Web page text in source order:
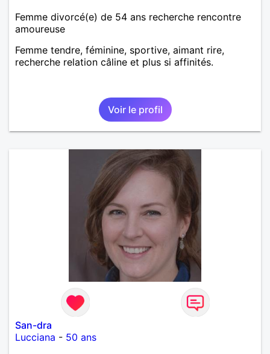
Femme divorcé(e) de 54 ans recherche rencontre
amoureuse
Femme tendre, féminine, sportive, aimant rire,
recherche relation câline et plus si affinités.
Voir le profil
San-dra
Lucciana - 50 ans